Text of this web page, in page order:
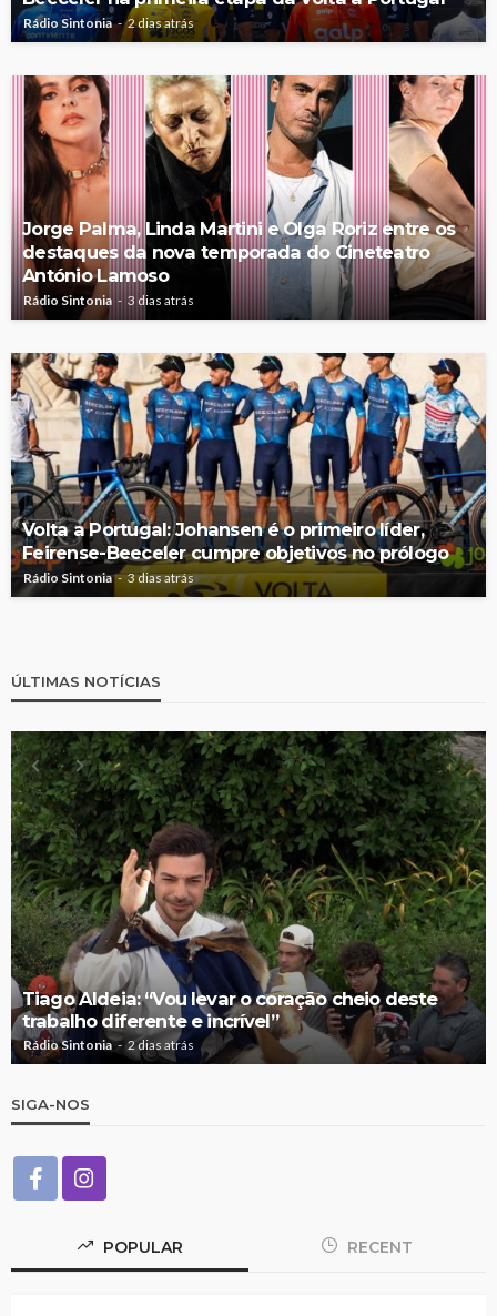
Rádio Sintonia 2 dias atrás
Jorge Palma, Linda Martini e Olga Roriz entre os
destaques da nova temporada do Cineteatro
António Lamoso
Rádio Sintonia 3 dias atrás
Volta a Portugal: Johansen é o primeiro líder,
Feirense-Beeceler cumpre objetivos no prólogo
Rádio Sintonia 3 dias atrás
ÚLTIMAS NOTÍCIAS
Tiago Aldeia: “Vou levar o coração cheio deste
trabalho diferente e incrível”
Rádio Sintonia 2 dias atrás
SIGA-NOS
POPULAR RECENT